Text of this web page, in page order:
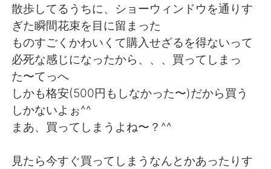
Русский ไทย
Indonesia Italiano
Türkçe
Português
散歩してるうちに、ショーウィンドウを通りす
ぎた瞬間花束を目に留まった
ものすごくかわいくて購入せざるを得ないって
必死な感じになったから、、、買ってしまっ
た〜てっへ
しかも格安(500円もしなかった〜)だから買う
しかないよぉ^^
まあ、買ってしまうよね〜？^^
見たら今すぐ買ってしまうなんとかあったりす